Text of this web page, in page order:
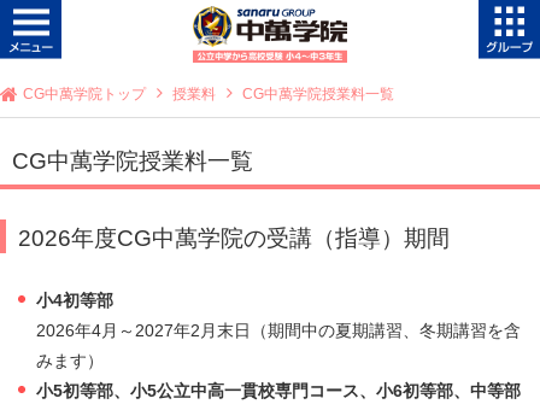
CG中萬学院トップ 授業料 CG中萬学院授業料一覧
CG中萬学院授業料一覧
2026年度CG中萬学院の受講（指導）期間
小4初等部
2026年4月～2027年2月末日（期間中の夏期講習、冬期講習を含
みます）
小5初等部、小5公立中高一貫校専門コース、小6初等部、中等部